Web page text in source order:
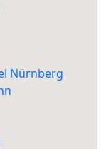
Nürnberg